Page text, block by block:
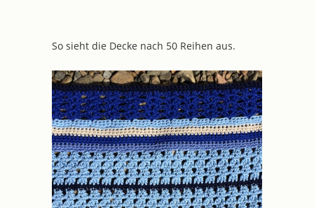
So sieht die Decke nach 50 Reihen aus.